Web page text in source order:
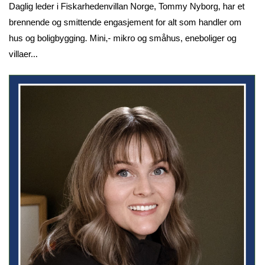
Daglig leder i Fiskarhedenvillan Norge, Tommy Nyborg, har et
brennende og smittende engasjement for alt som handler om
hus og boligbygging. Mini,- mikro og småhus, eneboliger og
villaer...